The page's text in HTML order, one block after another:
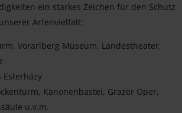
ein starkes Zeichen für den Schutz
Artenvielfalt:
Vorarlberg Museum, Landestheater,
Esterházy
Kanonenbastei, Grazer Oper,
u.v.m.